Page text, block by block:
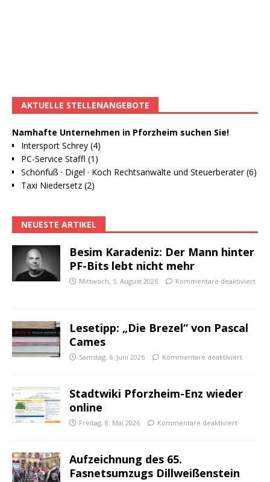
AKTUELLE STELLENANGEBOTE
Namhafte Unternehmen in Pforzheim suchen Sie!
Intersport Schrey (4)
PC-Service Staffl (1)
Schönfuß · Digel · Koch Rechtsanwälte und Steuerberater (6)
Taxi Niedersetz (2)
NEUESTE ARTIKEL
Besim Karadeniz: Der Mann hinter
PF-Bits lebt nicht mehr
Mittwoch, 5. August 2026 Kommentare deaktiviert
Lesetipp: „Die Brezel“ von Pascal
Cames
Samstag, 6. Juni 2026 Kommentare deaktiviert
Stadtwiki Pforzheim-Enz wieder
online
Freitag, 8. Mai 2026 Kommentare deaktiviert
Aufzeichnung des 65.
Fasnetsumzugs Dillweißenstein